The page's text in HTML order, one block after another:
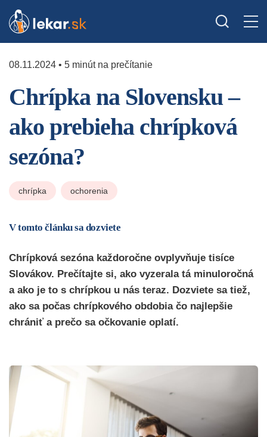
08.11.2024 • 5 minút na prečítanie
Chrípka na Slovensku –
ako prebieha chrípková
sezóna?
chrípka ochorenia
V tomto článku sa dozviete
Chrípková sezóna každoročne ovplyvňuje tisíce
Slovákov. Prečítajte si, ako vyzerala tá minuloročná
a ako je to s chrípkou u nás teraz. Dozviete sa tiež,
ako sa počas chrípkového obdobia čo najlepšie
chrániť a prečo sa očkovanie oplatí.